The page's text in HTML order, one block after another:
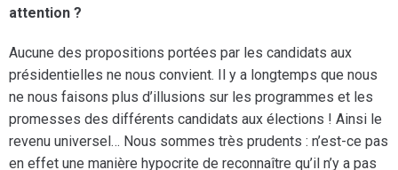
attention ?
Aucune des propositions portées par les candidats aux
présidentielles ne nous convient. Il y a longtemps que nous
ne nous faisons plus d’illusions sur les programmes et les
promesses des différents candidats aux élections ! Ainsi le
revenu universel… Nous sommes très prudents : n’est-ce pas
en effet une manière hypocrite de reconnaître qu’il n’y a pas